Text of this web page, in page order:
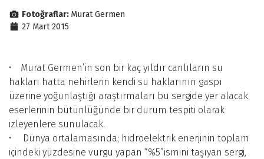
Fotoğraflar: Murat Germen
27 Mart 2015
• Murat Germen’in son bir kaç yıldır canlıların su
hakları hatta nehirlerin kendi su haklarının gaspı
üzerine yoğunlaştığı araştırmaları bu sergide yer alacak
eserlerinin bütünlüğünde bir durum tespiti olarak
izleyenlere sunulacak.
• Dünya ortalamasında; hidroelektrik enerjinin toplam
içindeki yüzdesine vurgu yapan “%5”ismini taşıyan sergi,